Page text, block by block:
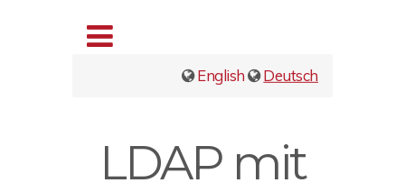
English Deutsch
LDAP mit